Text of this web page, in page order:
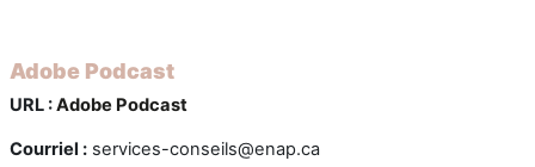
Adobe Podcast
URL :Adobe Podcast
Courriel : services-conseils@enap.ca